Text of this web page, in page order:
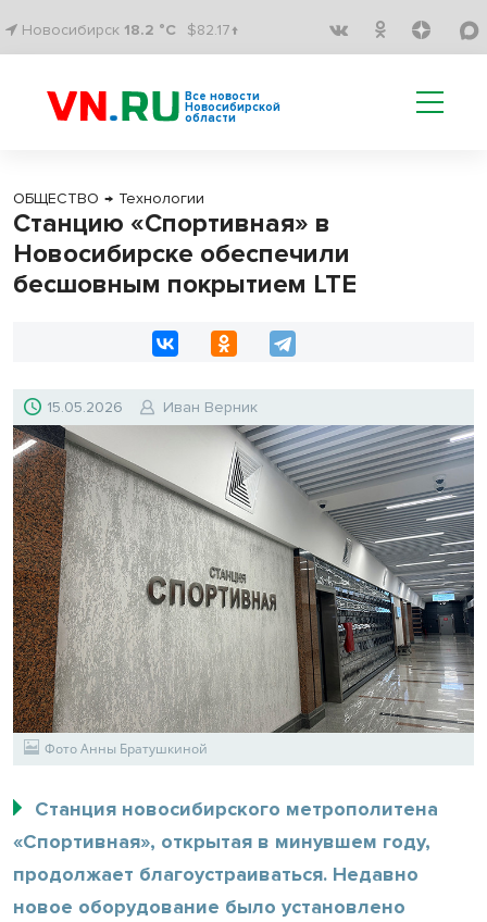
Новосибирск 18.2 °C $82.17↑
Все новости
Новосибирской
области
ОБЩЕСТВО → Технологии
Станцию «Спортивная» в
Новосибирске обеспечили
бесшовным покрытием LTE
15.05.2026 Иван Верник
Фото Анны Братушкиной
Станция новосибирского метрополитена
«Спортивная», открытая в минувшем году,
продолжает благоустраиваться. Недавно
новое оборудование было установлено